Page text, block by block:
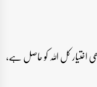
اختیار کل اللہ کو حاصل ہے،